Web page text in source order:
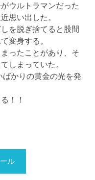
ウルトラマンだった
思い出した。
を脱ぎ捨てると股間
変身する。
ったことがあり、そ
しまっていた。
かりの黄金の光を発
！！
ル